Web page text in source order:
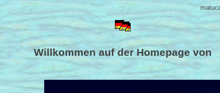
Willkommen auf der Homepage von